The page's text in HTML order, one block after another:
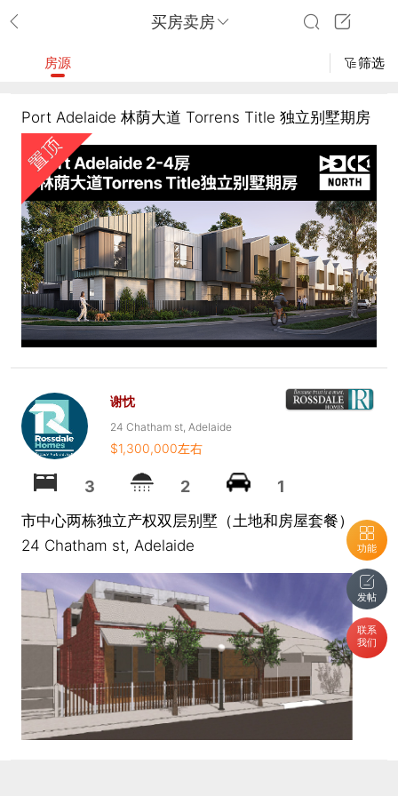
买房卖房
功能
发帖
联系
我们
房源 筛选
Port Adelaide 林荫大道 Torrens Title 独立别墅期房
谢忱
24 Chatham st, Adelaide
$1,300,000左右
3 2 1
市中心两栋独立产权双层别墅（土地和房屋套餐）
24 Chatham st, Adelaide